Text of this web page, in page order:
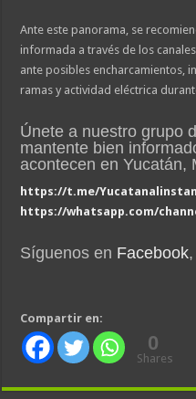
Ante este panorama, se
informada a través de los
ante posibles encharcamientos,
ramas y actividad eléctrica
Únete a nuestro grupo
mantente bien
acontecen en
https://t.me/
https://whatsapp.com/
Síguenos en Facebook
Compartir en:
0
Shares